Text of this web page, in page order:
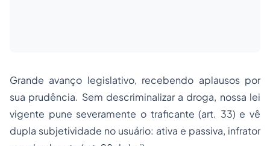
Grande avanço legislativo, recebendo aplausos por
sua prudência. Sem descriminalizar a droga, nossa lei
vigente pune severamente o traficante (art. 33) e vê
dupla subjetividade no usuário: ativa e passiva, infrator